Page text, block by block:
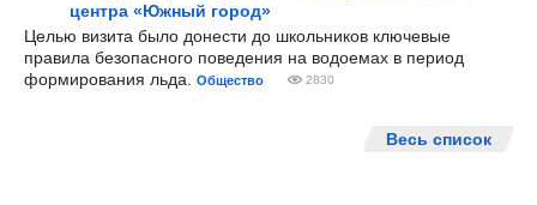
центра «Южный город»
Целью визита было донести до школьников ключевые
правила безопасного поведения на водоемах в период
формирования льда.
Общество 2830
Весь список